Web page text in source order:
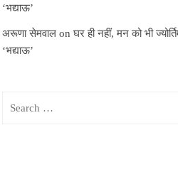
‘भद्याऊ’
अरूणा सेमवाल onघर ही नहीं, मन को भी
‘भद्याऊ’